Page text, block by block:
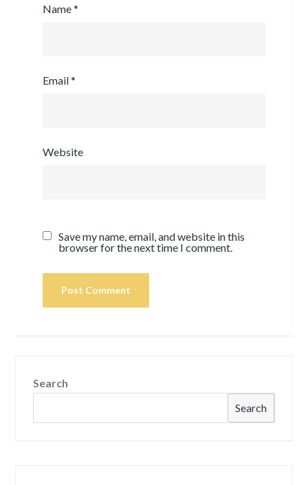
Name*
Email*
Website
Save my name, email, and website in this
browser for the next time I comment.
Search
Search